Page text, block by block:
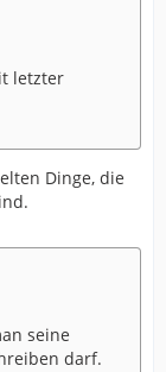
letzter
Dinge, die
seine
darf.